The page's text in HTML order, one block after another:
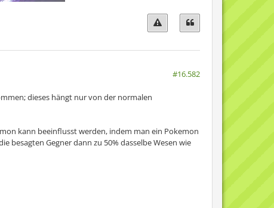
#16.582
dieses hängt nur von der normalen
kann beeinflusst werden, indem man ein Pokemon
besagten Gegner dann zu 50% dasselbe Wesen wie